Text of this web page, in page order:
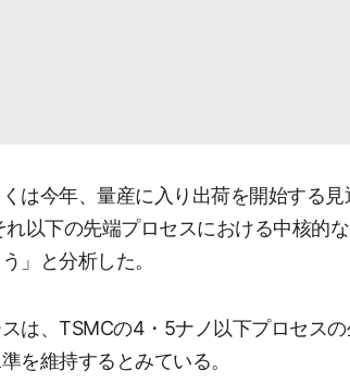
は今年、量産に入り出荷を開始する
以下の先端プロセスにおける中核的
」と分析した。
は、TSMCの4・5ナノ以下プロセス
を維持するとみている。